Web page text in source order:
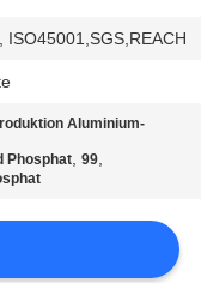
ISO45001,SGS,REACH
Aluminium-
Phosphat,99,